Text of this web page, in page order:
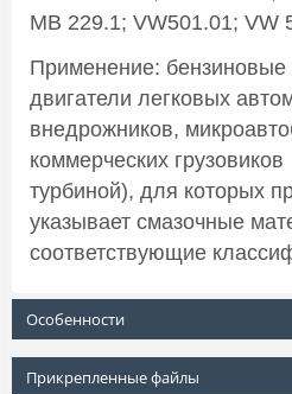
MB 229.1; VW501.01; VW
Применение: бензиновые
двигатели легковых
внедрожников,
коммерческих
турбиной), для которых
указывает смазочные
соответствующие
Особенности
Прикрепленные файлы